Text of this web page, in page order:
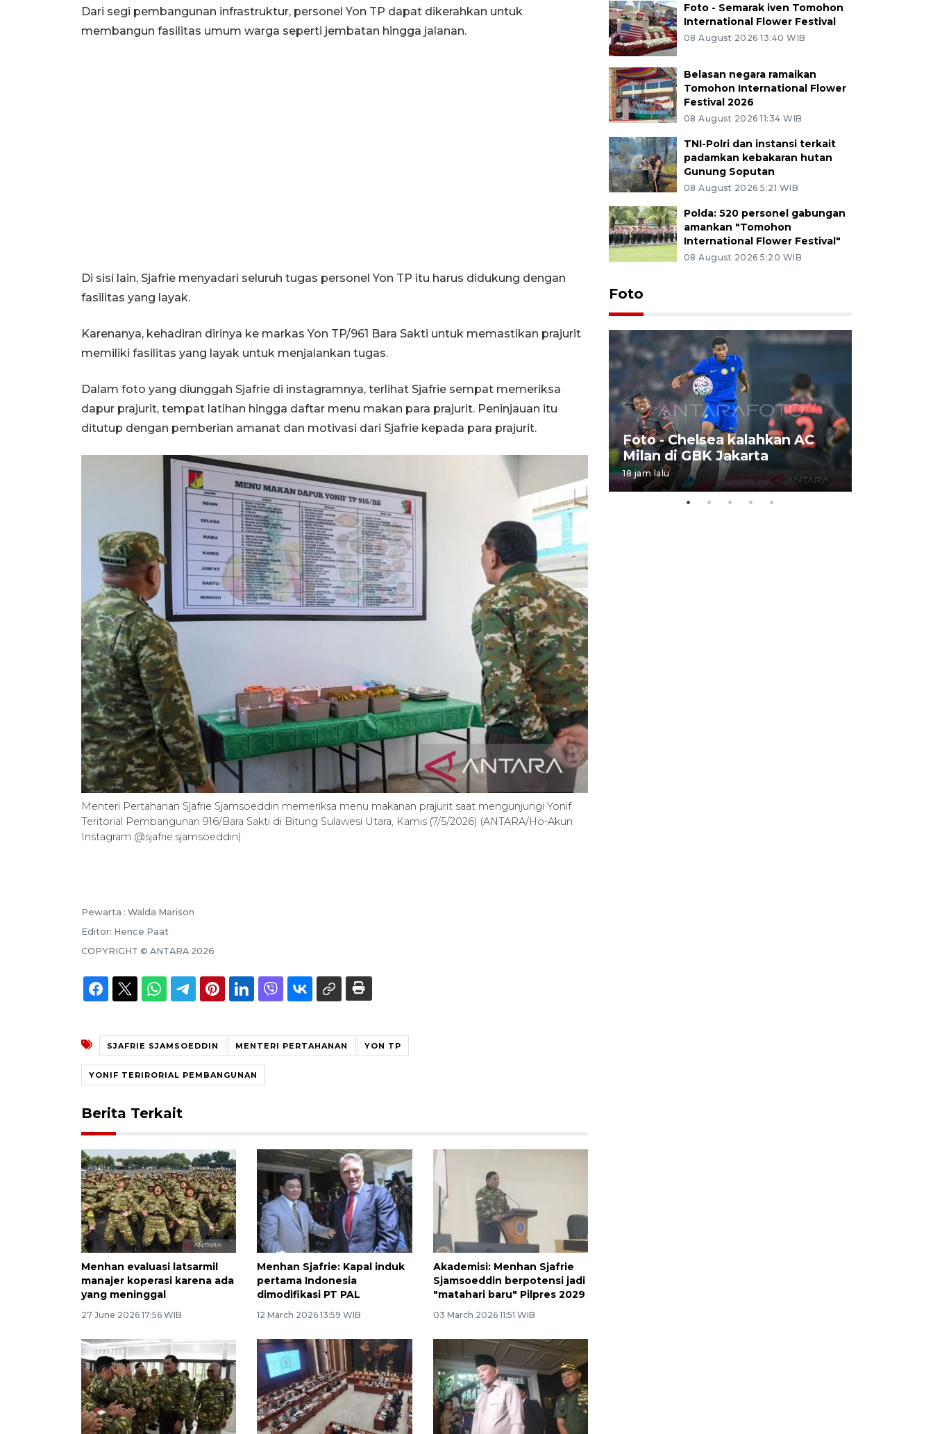
Dari segi pembangunan infrastruktur, personel Yon TP dapat dikerahkan untuk
membangun fasilitas umum warga seperti jembatan hingga jalanan.
Di sisi lain, Sjafrie menyadari seluruh tugas personel Yon TP itu harus didukung dengan
fasilitas yang layak.
Karenanya, kehadiran dirinya ke markas Yon TP/961 Bara Sakti untuk memastikan prajurit
memiliki fasilitas yang layak untuk menjalankan tugas.
Dalam foto yang diunggah Sjafrie di instagramnya, terlihat Sjafrie sempat memeriksa
dapur prajurit, tempat latihan hingga daftar menu makan para prajurit. Peninjauan itu
ditutup dengan pemberian amanat dan motivasi dari Sjafrie kepada para prajurit.
Menteri Pertahanan Sjafrie Sjamsoeddin memeriksa menu makanan prajurit saat mengunjungi Yonif
Teritorial Pembangunan 916/Bara Sakti di Bitung Sulawesi Utara, Kamis (7/5/2026) (ANTARA/Ho-Akun
Instagram @sjafrie.sjamsoeddin)
Pewarta : Walda Marison
Editor: Hence Paat
COPYRIGHT © ANTARA 2026
SJAFRIE SJAMSOEDDIN MENTERI PERTAHANAN YON TP
YONIF TERIRORIAL PEMBANGUNAN
Berita Terkait
Menhan evaluasi latsarmil
manajer koperasi karena ada
yang meninggal
27 June 2026 17:56 WIB
Menhan Sjafrie: Kapal induk
pertama Indonesia
dimodifikasi PT PAL
12 March 2026 13:59 WIB
Akademisi: Menhan Sjafrie
Sjamsoeddin berpotensi jadi
"matahari baru" Pilpres 2029
03 March 2026 11:51 WIB
Foto - Semarak iven Tomohon
International Flower Festival
08 August 2026 13:40 WIB
Belasan negara ramaikan
Tomohon International Flower
Festival 2026
08 August 2026 11:34 WIB
TNI-Polri dan instansi terkait
padamkan kebakaran hutan
Gunung Soputan
08 August 2026 5:21 WIB
Polda: 520 personel gabungan
amankan "Tomohon
International Flower Festival"
08 August 2026 5:20 WIB
Foto
Foto - Polresta Samarinda
amankan 9.880 kg "captikus"
dari Manado
27 February 2026 22:30 WIB
Foto - Chelsea kalahkan AC
Milan di GBK Jakarta
18 jam lalu